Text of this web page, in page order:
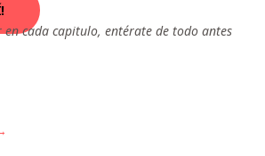
en cada capitulo, entérate de todo antes